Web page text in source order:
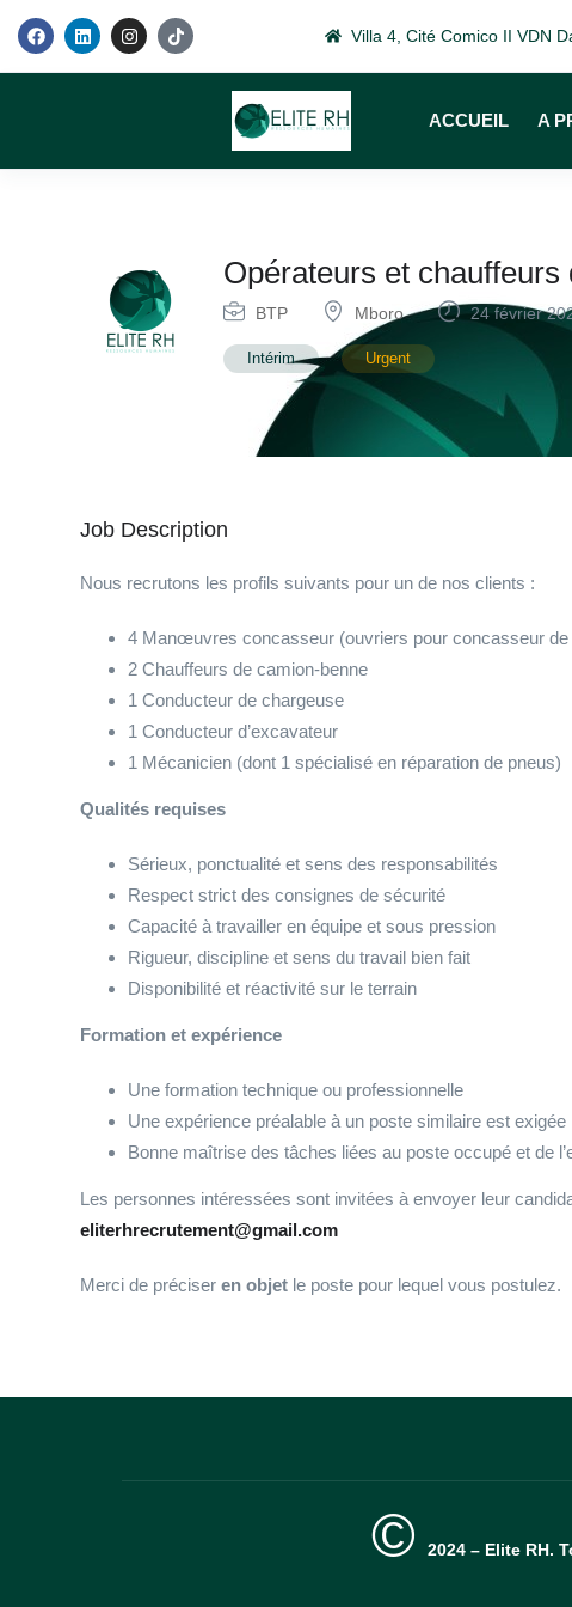
Villa 4, Cité Comico II VDN
ACCUEIL A
Opérateurs et chauffeurs
BTP Mboro 24 février
Intérim Urgent
Job Description
Nous recrutons les profils suivants pour un de nos clients :
4 Manœuvres concasseur (ouvriers pour concasseur de
2 Chauffeurs de camion-benne
1 Conducteur de chargeuse
1 Conducteur d’excavateur
1 Mécanicien (dont 1 spécialisé en réparation de pneus)
Qualités requises
Sérieux, ponctualité et sens des responsabilités
Respect strict des consignes de sécurité
Capacité à travailler en équipe et sous pression
Rigueur, discipline et sens du travail bien fait
Disponibilité et réactivité sur le terrain
Formation et expérience
Une formation technique ou professionnelle
Une expérience préalable à un poste similaire est exigée
Bonne maîtrise des tâches liées au poste occupé et de
Les personnes intéressées sont invitées à envoyer leur
eliterhrecrutement@gmail.com
Merci de préciser en objet le poste pour lequel vous postulez.
© 2024 – Elite RH.